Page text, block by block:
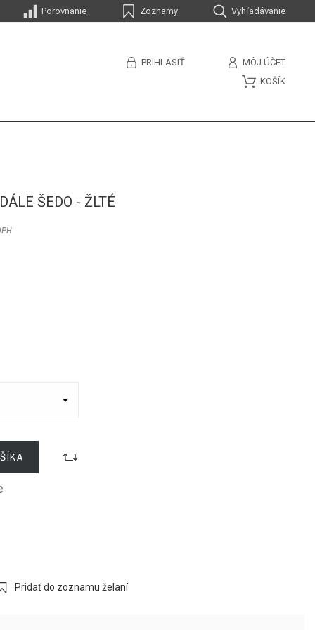
Porovnanie Zoznamy Vyhľadávanie
PRIHLÁSIŤ
MÔJ ÚČET
KOŠÍK
ŠEDO - ŽLTÉ
Pridať do zoznamu želaní